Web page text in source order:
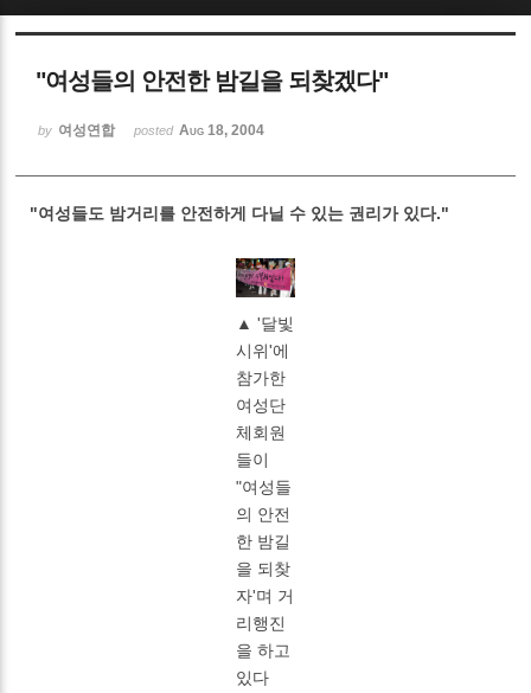
"여성들의 안전한 밤길을 되찾겠다"
by 여성연합 posted Aug 18, 2004
"여성들도 밤거리를 안전하게 다닐 수 있는 권리가 있다."
▲ '달빛
시위'에
참가한
여성단
체회원
들이
"여성들
의 안전
한 밤길
을 되찾
자'며 거
리행진
을 하고
있다
Sketchbook5, 스케치북5
Sketchbook5, 스케치북5